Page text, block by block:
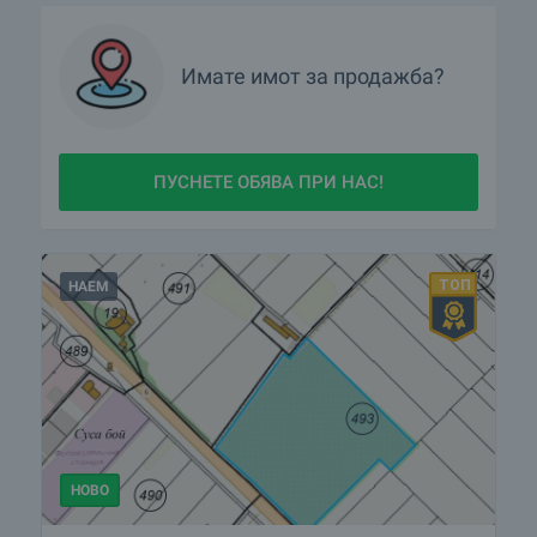
спокойно, организирано и успешно.
Получих отлично обслужване и се
чувствах сигурна през цялото време.
Георги Иванов на всеки, който търси
професионализъм, коректност и
Ваня Генова
Бургас , 01 Февруари 2026
Вие сте брокерът, който разбира
истинският потенциал на имота.
Поздравления!
Имате имот за продажба?
ПУСНЕТЕ ОБЯВА ПРИ НАС!
НАЕМ
НОВО